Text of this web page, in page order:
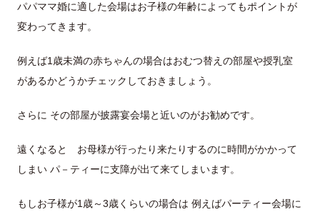
パパママ婚に適した会場はお子様の年齢によってもポイントが
変わってきます。
例えば1歳未満の赤ちゃんの場合はおむつ替えの部屋や授乳室
があるかどうかチェックしておきましょう。
さらに その部屋が披露宴会場と近いのがお勧めです。
遠くなると お母様が行ったり来たりするのに時間がかかって
しまい パ－ティーに支障が出て来てしまいます。
もしお子様が1歳～3歳くらいの場合は 例えばパーティー会場に